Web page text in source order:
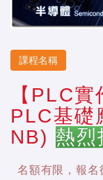
課程名稱
【PLC
PLC基礎
NB) 熱烈
名額有限，報名